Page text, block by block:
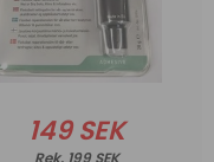
149 SEK
199 SEK